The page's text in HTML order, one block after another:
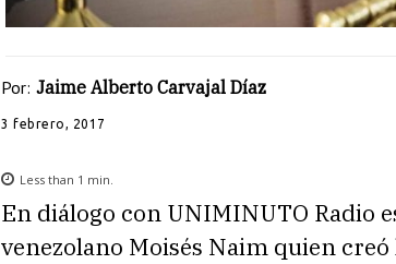
Por: Jaime Alberto Carvajal Díaz
3 febrero, 2017
Less than 1 min.
En diálogo con UNIMINUTO Radio
venezolano Moisés Naim quien